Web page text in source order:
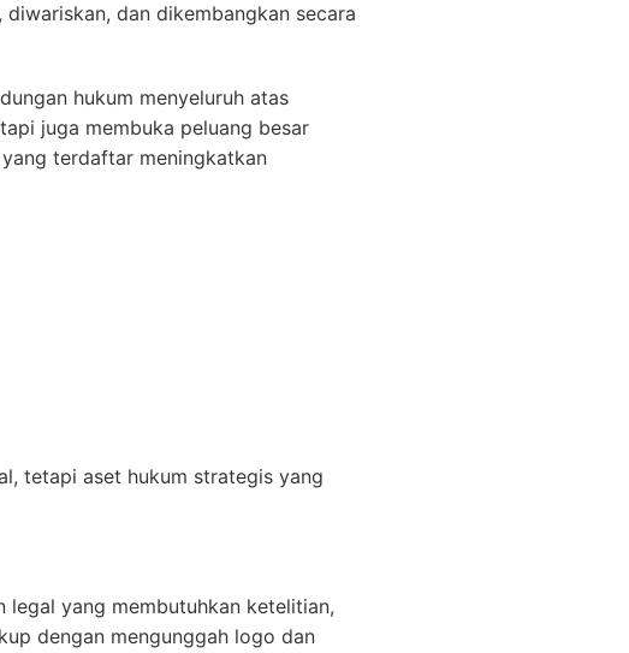
dan dikembangkan secara
hukum menyeluruh atas
juga membuka peluang besar
terdaftar meningkatkan
tetapi aset hukum strategis yang
yang membutuhkan ketelitian,
dengan mengunggah logo dan